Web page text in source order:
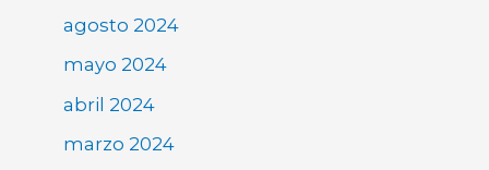
agosto 2024
mayo 2024
abril 2024
marzo 2024